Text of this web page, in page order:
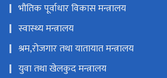
भौतिक पूर्वाधार विकास मन्त्रालय
स्वास्थ्य मन्त्रालय
श्रम,रोजगार तथा यातायात मन्त्रालय
युवा तथा खेलकुद मन्त्रालय